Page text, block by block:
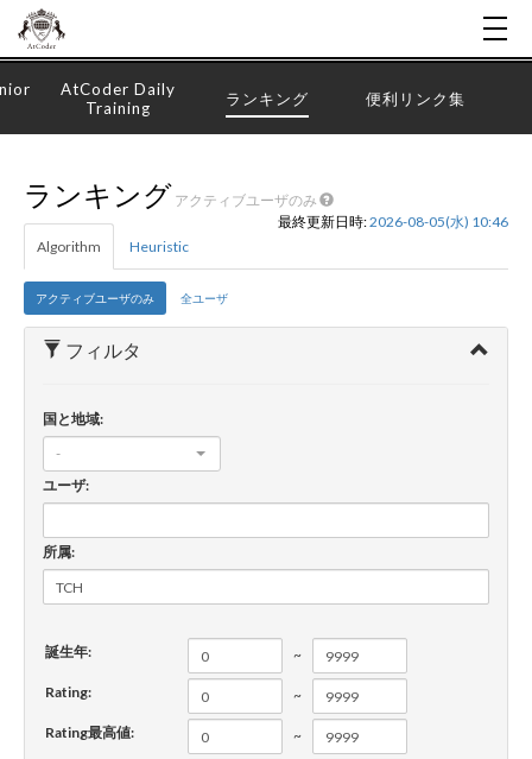
EN
AtCoder Daily
Training
ランキング 便利リンク集
ランキング アクティブユーザのみ
最終更新日時:2026-08-05(水) 10:46
Algorithm
Heuristic
アクティブユーザのみ 全ユーザ
フィルタ
国と地域:
-
ユーザ:
所属:
誕生年: ~
Rating: ~
Rating最高値: ~